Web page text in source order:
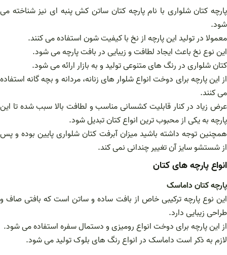
پارچه کتان شلواری با نام پارچه کتان ساتن کش پنبه ای نیز شناخته می
شود.
معمولا در تولید این پارچه از نخ با کیفیت شون استفاده می کنند.
این نوع نخ باعث ایجاد لطافت و زیبایی در بافت پارچه می شود.
کتان شلواری در رنگ های متنوعی تولید و به بازار ارائه می شود.
از این پارچه برای دوخت انواع شلوار های زنانه، مردانه و بچه گانه استفاده
می کنند.
عرض زیاد در کنار قابلیت کشسانی مناسب و لطافت بالا سبب شده تا این
پارچه به یکی از محبوب ترین انواع کتان تبدیل شود.
همچنین توجه داشته باشید میزان آبرفت کتان شلواری پایین بوده و پس
از شستشو سایز آن تغییر چندانی نمی کند.
انواع پارچه های کتان
پارچه کتان داماسک
این نوع پارچه ترکیبی خاص از بافت ساده و ساتن است که بافتی صاف و
طراحی زیبایی دارد.
از این پارچه برای دوخت انواع رومیزی و دستمال سفره استفاده می شود.
لازم به ذکر است داماسک در انواع رنگ های بلوک تولید می شود.